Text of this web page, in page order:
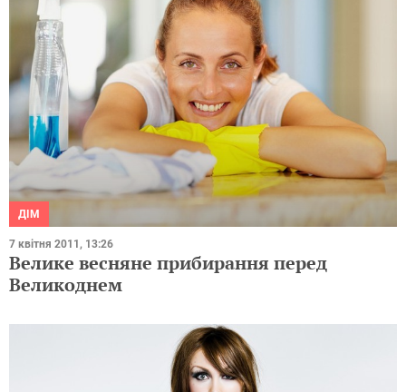
ДІМ
7 квітня 2011, 13:26
Велике весняне прибирання перед
Великоднем